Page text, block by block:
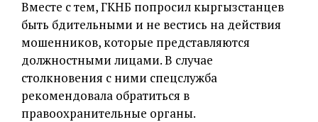
Вместе с тем, ГКНБ попросил кыргызстанцев
быть бдительными и не вестись на действия
мошенников, которые представляются
должностными лицами. В случае
столкновения с ними спецслужба
рекомендовала обратиться в
правоохранительные органы.